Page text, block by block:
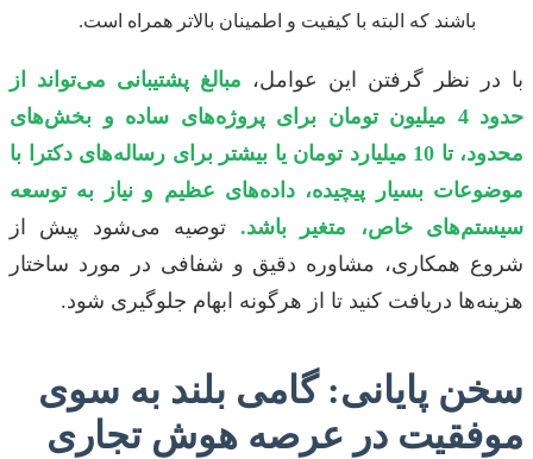
باشند که البته با کیفیت و اطمینان بالاتر همراه است.
با در نظر گرفتن این عوامل، مبالغ پشتیبانی می‌تواند از
حدود 4 میلیون تومان برای پروژه‌های ساده و بخش‌های
محدود، تا 10 میلیارد تومان یا بیشتر برای رساله‌های دکترا با
موضوعات بسیار پیچیده، داده‌های عظیم و نیاز به توسعه
سیستم‌های خاص، متغیر باشد. توصیه می‌شود پیش از
شروع همکاری، مشاوره دقیق و شفافی در مورد ساختار
هزینه‌ها دریافت کنید تا از هرگونه ابهام جلوگیری شود.
سخن پایانی: گامی بلند به سوی
موفقیت در عرصه هوش تجاری